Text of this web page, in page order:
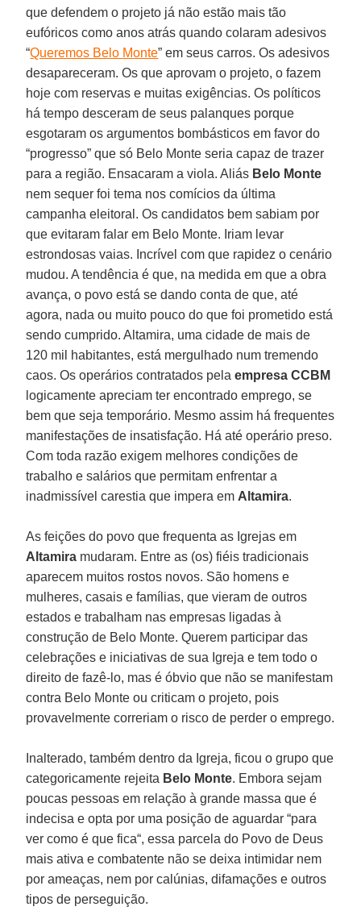
que defendem o projeto já não estão mais tão
eufóricos como anos atrás quando colaram adesivos
“Queremos Belo Monte” em seus carros. Os adesivos
desapareceram. Os que aprovam o projeto, o fazem
hoje com reservas e muitas exigências. Os políticos
há tempo desceram de seus palanques porque
esgotaram os argumentos bombásticos em favor do
“progresso” que só Belo Monte seria capaz de trazer
para a região. Ensacaram a viola. Aliás Belo Monte
nem sequer foi tema nos comícios da última
campanha eleitoral. Os candidatos bem sabiam por
que evitaram falar em Belo Monte. Iriam levar
estrondosas vaias. Incrível com que rapidez o cenário
mudou. A tendência é que, na medida em que a obra
avança, o povo está se dando conta de que, até
agora, nada ou muito pouco do que foi prometido está
sendo cumprido. Altamira, uma cidade de mais de
120 mil habitantes, está mergulhado num tremendo
caos. Os operários contratados pelaempresa CCBM
logicamente apreciam ter encontrado emprego, se
bem que seja temporário. Mesmo assim há frequentes
manifestações de insatisfação. Há até operário preso.
Com toda razão exigem melhores condições de
trabalho e salários que permitam enfrentar a
inadmissível carestia que impera em Altamira.
As feições do povo que frequenta as Igrejas em
Altamira mudaram. Entre as (os) fiéis tradicionais
aparecem muitos rostos novos. São homens e
mulheres, casais e famílias, que vieram de outros
estados e trabalham nas empresas ligadas à
construção de Belo Monte. Querem participar das
celebrações e iniciativas de sua Igreja e tem todo o
direito de fazê-lo, mas é óbvio que não se manifestam
contra Belo Monte ou criticam o projeto, pois
provavelmente correriam o risco de perder o emprego.
Inalterado, também dentro da Igreja, ficou o grupo que
categoricamente rejeita Belo Monte. Embora sejam
poucas pessoas em relação à grande massa que é
indecisa e opta por uma posição de aguardar “para
ver como é que fica“, essa parcela do Povo de Deus
mais ativa e combatente não se deixa intimidar nem
por ameaças, nem por calúnias, difamações e outros
tipos de perseguição.